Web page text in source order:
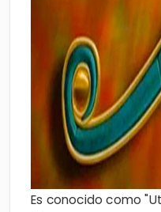
Es conocido como